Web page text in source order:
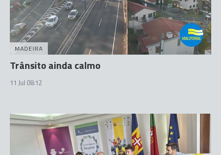
MADEIRA
Trânsito ainda calmo
11 Jul 08:12